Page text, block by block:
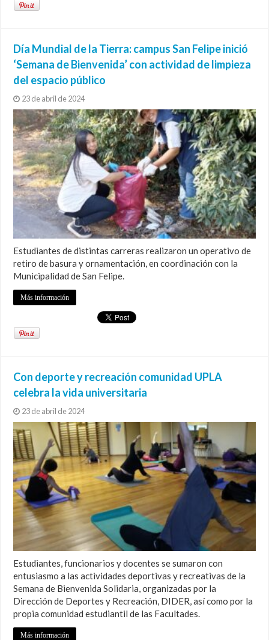
Día Mundial de la Tierra: campus San Felipe inició
‘Semana de Bienvenida’ con actividad de limpieza
del espacio público
23 de abril de 2024
Estudiantes de distintas carreras realizaron un operativo de
retiro de basura y ornamentación, en coordinación con la
Municipalidad de San Felipe.
Más información
Con deporte y recreación comunidad UPLA
celebra la vida universitaria
23 de abril de 2024
Estudiantes, funcionarios y docentes se sumaron con
entusiasmo a las actividades deportivas y recreativas de la
Semana de Bienvenida Solidaria, organizadas por la
Dirección de Deportes y Recreación, DIDER, así como por la
propia comunidad estudiantil de las Facultades.
Más información